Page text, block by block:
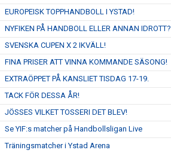
EUROPEISK TOPPHANDBOLL I YSTAD!
NYFIKEN PÅ HANDBOLL ELLER ANNAN IDROTT?
SVENSKA CUPEN X 2 IKVÄLL!
FINA PRISER ATT VINNA KOMMANDE SÄSONG!
EXTRAÖPPET PÅ KANSLIET TISDAG 17-19.
TACK FÖR DESSA ÅR!
JÖSSES VILKET TOSSERI DET BLEV!
Se YIF:s matcher på Handbollsligan Live
Träningsmatcher i Ystad Arena